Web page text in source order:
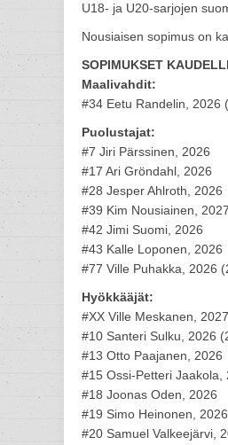
U18- ja U20-sarjojen
Nousiaisen sopimus on
SOPIMUKSET
Maalivahdit:
#34 Eetu Randelin, 2026
Puolustajat:
#7 Jiri Pärssinen, 2026
#17 Ari Gröndahl, 2026
#28 Jesper Ahlroth, 2026
#39 Kim Nousiainen,
#42 Jimi Suomi, 2026
#43 Kalle Loponen, 2026
#77 Ville Puhakka, 2026
Hyökkääjät:
#XX Ville Meskanen, 2027
#10 Santeri Sulku, 2026
#13 Otto Paajanen, 2026
#15 Ossi-Petteri Jaakola,
#18 Joonas Oden, 2026
#19 Simo Heinonen,
#20 Samuel Valkeejärvi,